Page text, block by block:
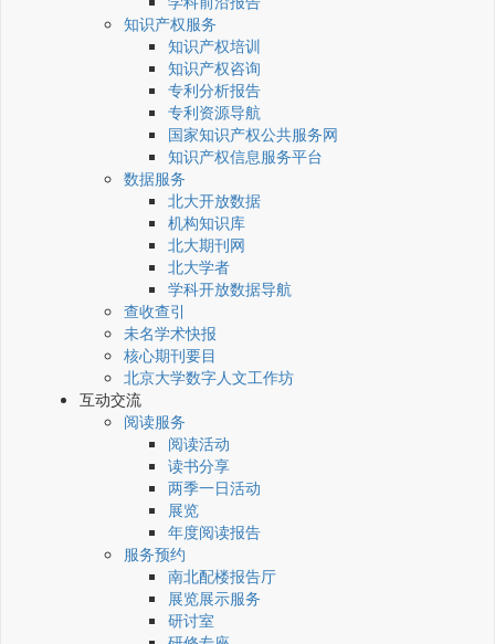
知识产权服务
知识产权培训
知识产权咨询
专利分析报告
专利资源导航
国家知识产权公共服务网
知识产权信息服务平台
数据服务
北大开放数据
机构知识库
北大期刊网
北大学者
学科开放数据导航
查收查引
未名学术快报
核心期刊要目
北京大学数字人文工作坊
互动交流
阅读服务
阅读活动
读书分享
两季一日活动
展览
年度阅读报告
服务预约
南北配楼报告厅
展览展示服务
研讨室